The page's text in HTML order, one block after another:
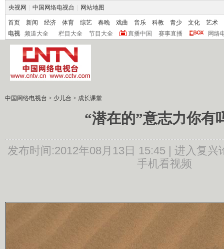
央视网 中国网络电视台 网站地图
首页 新闻 经济 体育 综艺 春晚 戏曲 音乐 科教 青少 文化
艺术
电视
频道大全 栏目大全 节目大全 直播中国 赛事直播 网络
中国网络电视台 > 少儿台 > 成长课堂
“潜在的”意志力你有
发布时间:2012年08月13日 15:45 | 进入复兴
手机看视频